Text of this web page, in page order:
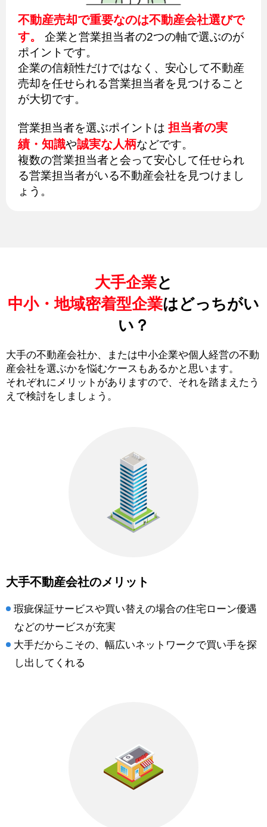
不動産売却で重要なのは不動産会社選びで
す。
企業と営業担当者の2つの軸で選ぶのが
ポイントです。
企業の信頼性だけではなく、安心して不動産
売却を任せられる営業担当者を見つけること
が大切です。
営業担当者を選ぶポイントは 担当者の実
績・知識や誠実な人柄などです。
複数の営業担当者と会って安心して任せられ
る営業担当者がいる不動産会社を見つけまし
ょう。
大手企業と
中小・地域密着型企業はどっちがい
い？
大手の不動産会社か、または中小企業や個人経営の不動
産会社を選ぶかを悩むケースもあるかと思います。
それぞれにメリットがありますので、それを踏まえたう
えで検討をしましょう。
大手不動産会社のメリット
瑕疵保証サービスや買い替えの場合の住宅ローン優遇
などのサービスが充実
大手だからこその、幅広いネットワークで買い手を探
し出してくれる